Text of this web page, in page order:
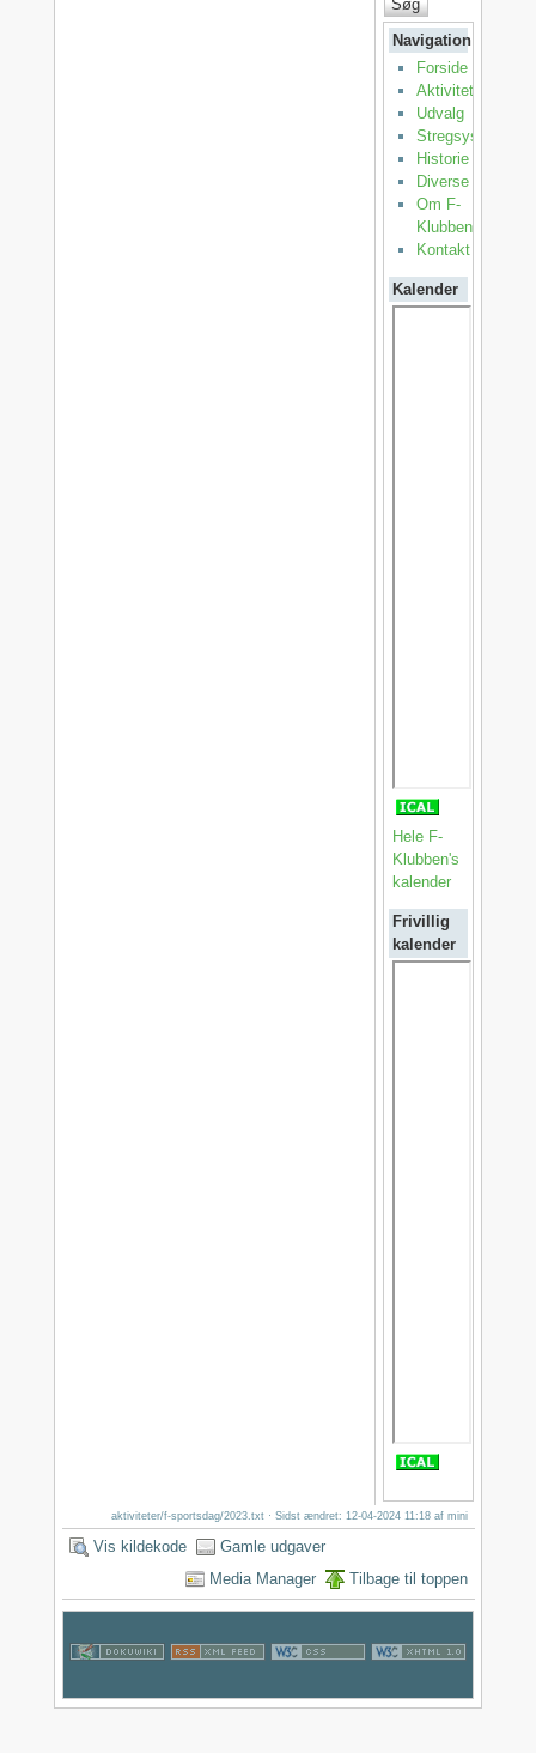
Søg
Navigation
Forside
Aktiviteter
Udvalg
Stregsystemet
Historie
Diverse
Om F-
Klubben
Kontakt
Kalender
Hele F-
Klubben's
kalender
Frivillig
kalender
aktiviteter/f-sportsdag/2023.txt · Sidst ændret: 12-04-2024 11:18 afmini
Vis kildekode
Gamle udgaver
Media Manager
Tilbage til toppen